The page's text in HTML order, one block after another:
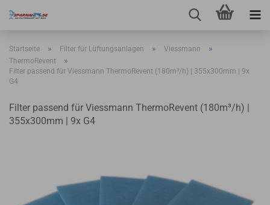
Startseite » Filter für Lüftungsanlagen » Viessmann »
ThermoRevent »
Filter passend für Viessmann ThermoRevent (180m³/h) | 355x300mm | 9x
G4
Filter passend für Viessmann ThermoRevent (180m³/h) |
355x300mm | 9x G4